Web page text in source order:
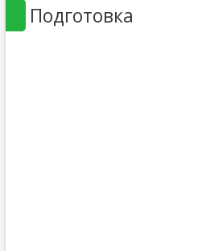
Подготовка